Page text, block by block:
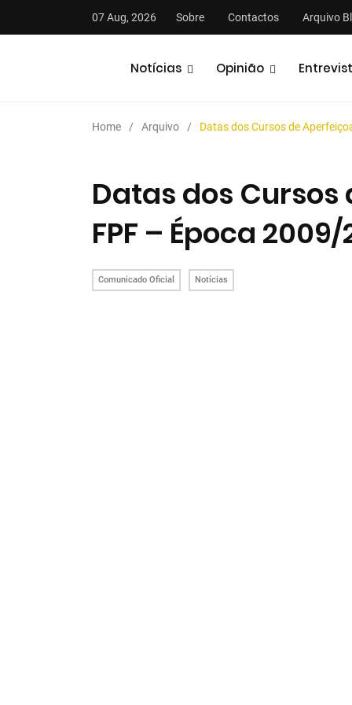
07 Aug, 2026 Sobre Contactos Arquivo
Notícias Opinião
Home Arquivo Datas dos Cursos de
Datas dos
FPF – Época 2009/
Comunicado Oficial Notícias